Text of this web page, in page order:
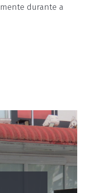
durante a